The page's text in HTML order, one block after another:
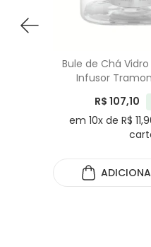
Bule de Chá
Infusor
R$ 107,10
em 10x de R$